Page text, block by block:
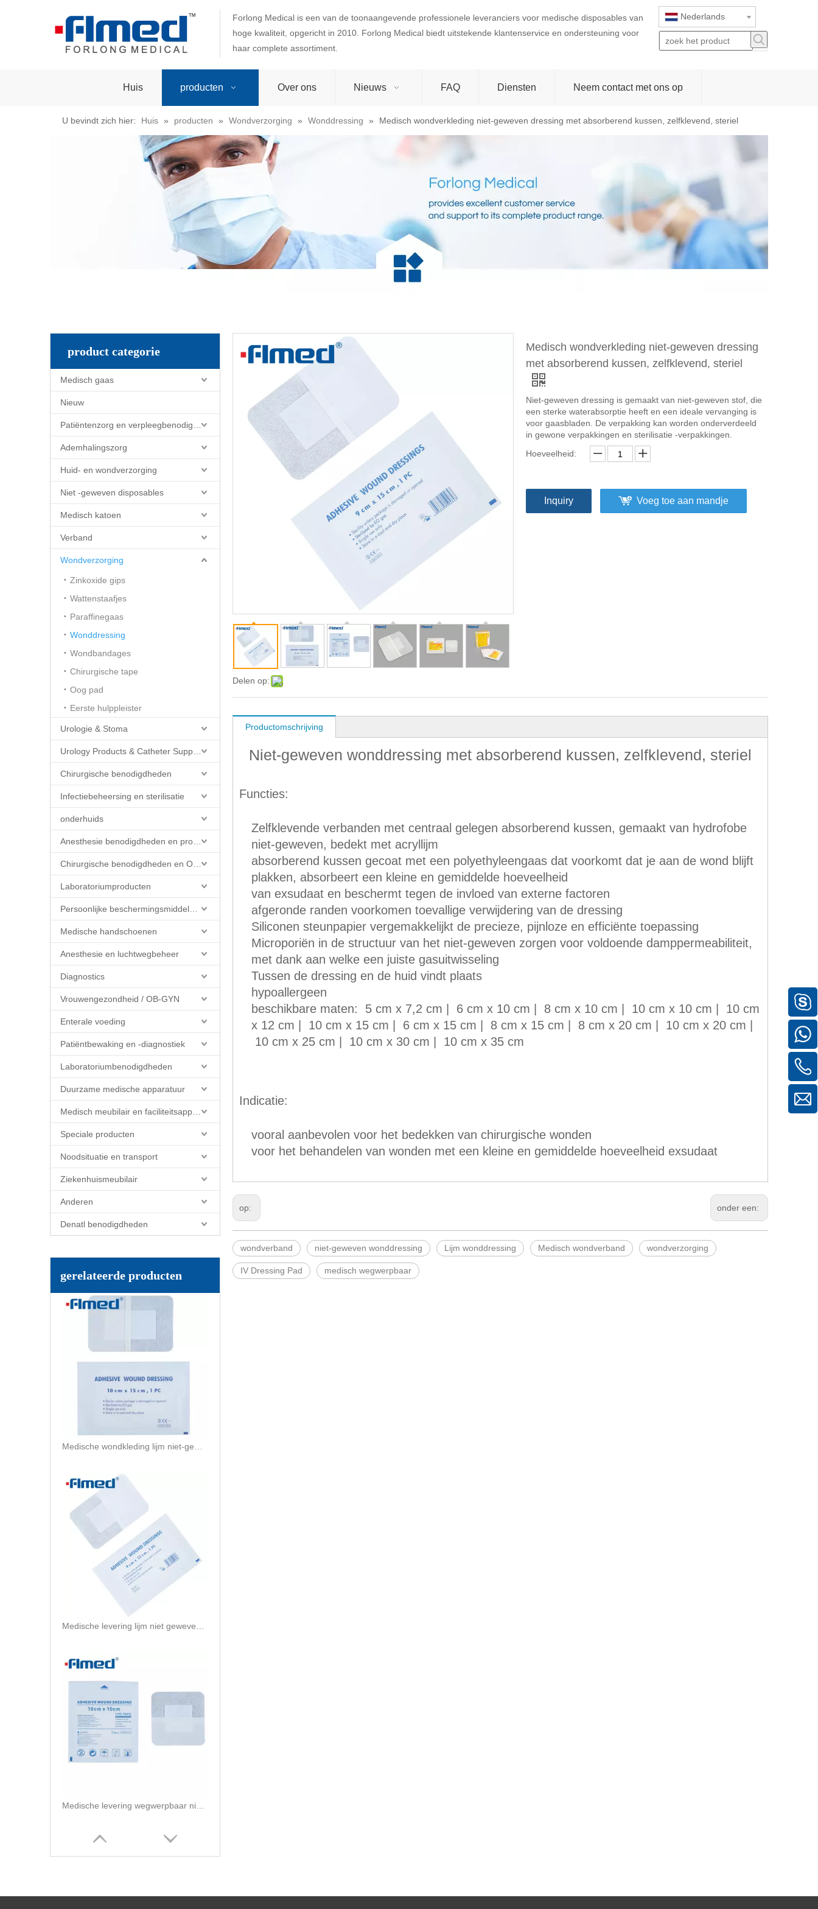
Forlong Medical is een van de toonaangevende professionele leveranciers voor medische disposables van
hoge kwaliteit, opgericht in 2010. Forlong Medical biedt uitstekende klantenservice en ondersteuning voor
haar complete assortiment.
Nederlands
Huis producten Over ons Nieuws FAQ Diensten Neem contact met ons op
U bevindt zich hier: Huis » producten » Wondverzorging » Wonddressing » Medisch wondverkleding niet-geweven dressing met absorberend kussen, zelfklevend, steriel
product categorie
Medisch gaas
Nieuw
Ademhalingszorg
Huid- en wondverzorging
Niet -geweven disposables
Medisch katoen
Verband
Wondverzorging
Zinkoxide gips
Wattenstaafjes
Paraffinegaas
Wonddressing
Wondbandages
Chirurgische tape
Oog pad
Eerste hulppleister
Urologie & Stoma
Chirurgische benodigdheden
Infectiebeheersing en sterilisatie
onderhuids
Laboratoriumproducten
Medische handschoenen
Anesthesie en luchtwegbeheer
Diagnostics
Vrouwengezondheid / OB-GYN
Enterale voeding
Patiëntbewaking en -diagnostiek
Laboratoriumbenodigdheden
Duurzame medische apparatuur
Speciale producten
Noodsituatie en transport
Ziekenhuismeubilair
Anderen
Denatl benodigdheden
gerelateerde producten
Delen op:
Medisch wondverkleding niet-geweven dressing
met absorberend kussen, zelfklevend, steriel
Niet-geweven dressing is gemaakt van niet-geweven stof, die
een sterke waterabsorptie heeft en een ideale vervanging is
voor gaasbladen. De verpakking kan worden onderverdeeld
in gewone verpakkingen en sterilisatie -verpakkingen.
Hoeveelheid:
Inquiry Voeg toe aan mandje
Productomschrijving
Niet-geweven wonddressing met absorberend kussen, zelfklevend, steriel
Functies:
Zelfklevende verbanden met centraal gelegen absorberend kussen, gemaakt van hydrofobe
niet-geweven, bedekt met acryllijm
absorberend kussen gecoat met een polyethyleengaas dat voorkomt dat je aan de wond blijft
plakken, absorbeert een kleine en gemiddelde hoeveelheid
van exsudaat en beschermt tegen de invloed van externe factoren
afgeronde randen voorkomen toevallige verwijdering van de dressing
Siliconen steunpapier vergemakkelijkt de precieze, pijnloze en efficiënte toepassing
Microporiën in de structuur van het niet-geweven zorgen voor voldoende damppermeabiliteit,
met dank aan welke een juiste gasuitwisseling
Tussen de dressing en de huid vindt plaats
hypoallergeen
beschikbare maten: 5 cm x 7,2 cm | 6 cm x 10 cm | 8 cm x 10 cm | 10 cm x 10 cm | 10 cm
x 12 cm | 10 cm x 15 cm | 6 cm x 15 cm | 8 cm x 15 cm | 8 cm x 20 cm | 10 cm x 20 cm |
10 cm x 25 cm | 10 cm x 30 cm | 10 cm x 35 cm
Indicatie:
vooral aanbevolen voor het bedekken van chirurgische wonden
voor het behandelen van wonden met een kleine en gemiddelde hoeveelheid exsudaat
op: onder een:
wondverband niet-geweven wonddressing Lijm wonddressing Medisch wondverband wondverzorging
IV Dressing Pad medisch wegwerpbaar